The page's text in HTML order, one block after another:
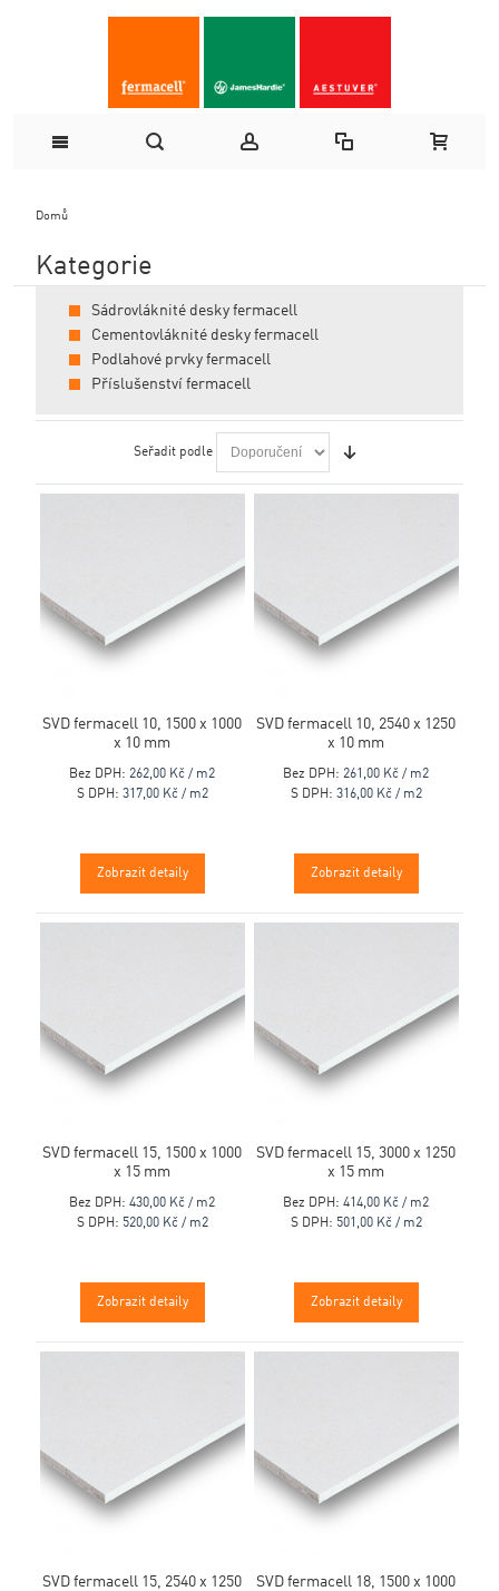
Domů
Kategorie
Sádrovláknité desky fermacell
Cementovláknité desky fermacell
Podlahové prvky fermacell
Příslušenství fermacell
Seřadit podle
SVD fermacell 10, 1500 x 1000
x 10 mm
Bez DPH: 262,00 Kč / m2
S DPH: 317,00 Kč / m2
Zobrazit detaily
SVD fermacell 10, 2540 x 1250
x 10 mm
Bez DPH: 261,00 Kč / m2
S DPH: 316,00 Kč / m2
Zobrazit detaily
SVD fermacell 15, 1500 x 1000
x 15 mm
Bez DPH: 430,00 Kč / m2
S DPH: 520,00 Kč / m2
Zobrazit detaily
SVD fermacell 15, 3000 x 1250
x 15 mm
Bez DPH: 414,00 Kč / m2
S DPH: 501,00 Kč / m2
Zobrazit detaily
SVD fermacell 15, 2540 x 1250
SVD fermacell 18, 1500 x 1000